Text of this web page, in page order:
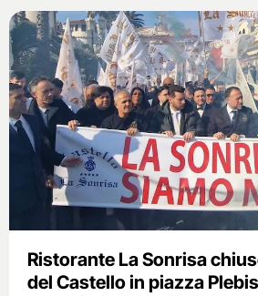
Ristorante La Sonrisa
del Castello in piazza